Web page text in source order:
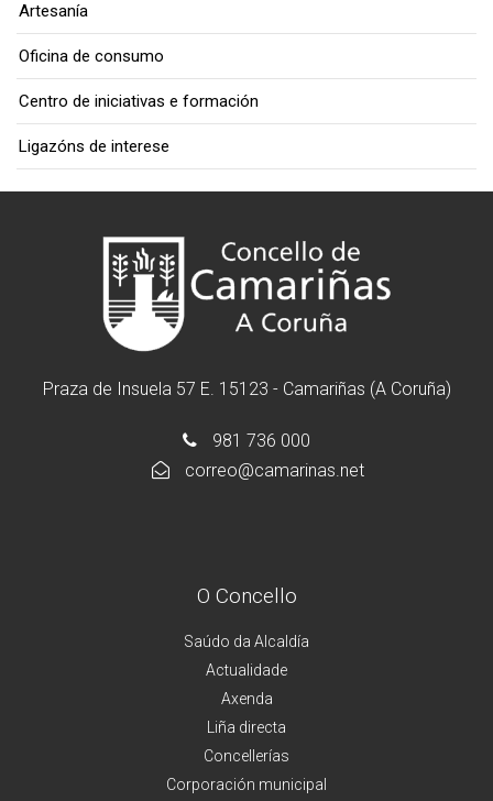
Artesanía
Oficina de consumo
Centro de iniciativas e formación
Ligazóns de interese
Praza de Insuela 57 E. 15123 - Camariñas (A Coruña)
981 736 000
correo@camarinas.net
O Concello
Saúdo da Alcaldía
Actualidade
Axenda
Liña directa
Concellerías
Corporación municipal